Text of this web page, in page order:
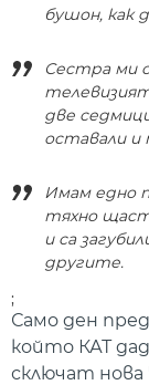
бушон, как
Сестра ми
две
оставали и
Имам едно
тяхно
и са
другите.
;
Само ден
който КАТ
сключат нова